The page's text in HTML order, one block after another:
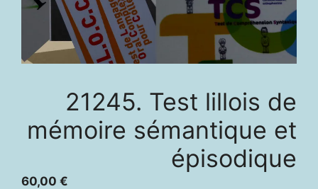
21245. Test lillois de
mémoire sémantique et
épisodique
60,00 €